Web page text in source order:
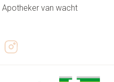
Apotheker van wacht